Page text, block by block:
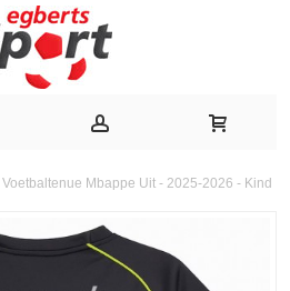
Mbappe Uit - 2025-2026 - Kind